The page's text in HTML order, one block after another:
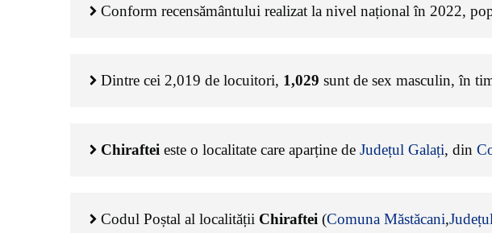
Conform recensământului realizat la nivel național în 2022,
Dintre cei 2,019 de locuitori, 1,029 sunt de sex masculin, în
Chiraftei este o localitate care aparține de Județul Galați, din
Codul Poștal al localității Chiraftei (Comuna Măstăcani,